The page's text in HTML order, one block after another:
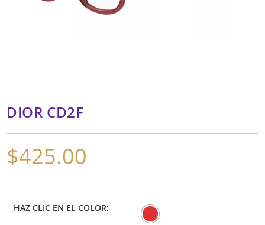
DIOR CD2F
$425.00
HAZ CLIC EN EL COLOR: